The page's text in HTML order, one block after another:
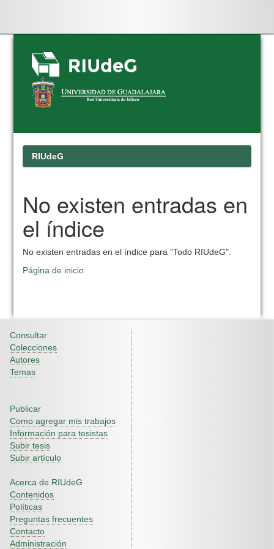
Skip
navigation
RIUdeG
No existen entradas en
el índice
No existen entradas en el índice para "Todo RIUdeG".
Página de inicio
Consultar
Colecciones
Autores
Temas
Publicar
Como agregar mis trabajos
Información para tesistas
Subir tesis
Subir artículo
Acerca de RIUdeG
Contenidos
Políticas
Preguntas frecuentes
Contacto
Administración